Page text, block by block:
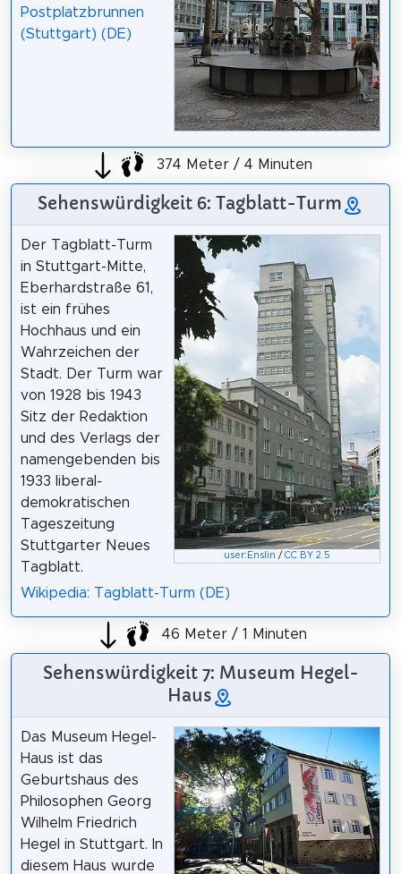
Postplatzbrunnen
(Stuttgart) (DE)
374 Meter / 4 Minuten
Sehenswürdigkeit 6: Tagblatt-Turm
user:Enslin /CC BY 2.5
Der Tagblatt-Turm
in Stuttgart-Mitte,
Eberhardstraße 61,
ist ein frühes
Hochhaus und ein
Wahrzeichen der
Stadt. Der Turm war
von 1928 bis 1943
Sitz der Redaktion
und des Verlags der
namengebenden bis
1933 liberal-
demokratischen
Tageszeitung
Stuttgarter Neues
Tagblatt.
Wikipedia: Tagblatt-Turm (DE)
46 Meter / 1 Minuten
Sehenswürdigkeit 7: Museum Hegel-
Haus
Das Museum Hegel-
Haus ist das
Geburtshaus des
Philosophen Georg
Wilhelm Friedrich
Hegel in Stuttgart. In
diesem Haus wurde